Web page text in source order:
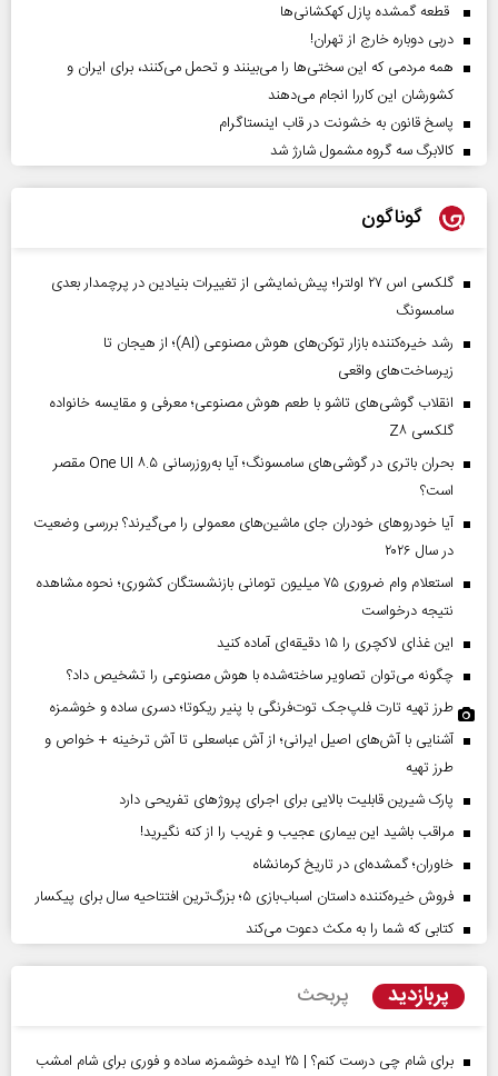
قطعه گمشده پازل کهکشانی‌ها
دربی دوباره خارج از تهران!
همه مردمی که این سختی‌ها را می‌بینند و تحمل می‌کنند، برای ایران و
کشورشان این کاررا انجام می‌دهند
پاسخ قانون به خشونت در قاب اینستاگرام
کالابرگ سه گروه مشمول شارژ شد
گوناگون
گلکسی اس ۲۷ اولترا؛ پیش‌نمایشی از تغییرات بنیادین در پرچمدار بعدی
سامسونگ
رشد خیره‌کننده بازار توکن‌های هوش مصنوعی (AI)؛ از هیجان تا
زیرساخت‌های واقعی
انقلاب گوشی‌های تاشو‌ با طعم هوش مصنوعی؛ معرفی و مقایسه خانواده
گلکسی Z۸
بحران باتری در گوشی‌های سامسونگ؛ آیا به‌روزرسانی One UI ۸.۵ مقصر
است؟
آیا خودروهای خودران جای ماشین‌های معمولی را می‌گیرند؟ بررسی وضعیت
در سال ۲۰۲۶
استعلام وام ضروری ۷۵ میلیون تومانی بازنشستگان کشوری؛ نحوه مشاهده
نتیجه درخواست
این غذای لاکچری را ۱۵ دقیقه‌ای آماده کنید
چگونه می‌توان تصاویر ساخته‌شده با هوش مصنوعی را تشخیص داد؟
طرز تهیه تارت فلپ‌جک توت‌فرنگی با پنیر ریکوتا؛ دسری ساده و خوشمزه
آشنایی با آش‌های اصیل ایرانی؛ از آش عباسعلی تا آش ترخینه + خواص و
طرز تهیه
پارک شیرین قابلیت‌ بالایی برای اجرای پروژهای تفریحی دارد
مراقب باشید این بیماری عجیب و غریب را از کنه نگیرید!
خاوران؛ گمشده‌ای در تاریخ کرمانشاه
فروش خیره‌کننده داستان اسباب‌بازی ۵؛ بزرگ‌ترین افتتاحیه سال برای پیکسار
کتابی که شما را به مکث دعوت می‌کند
پربازدید پربحث
برای شام چی درست کنم؟ | ۲۵ ایده خوشمزه، ساده و فوری برای شام امشب